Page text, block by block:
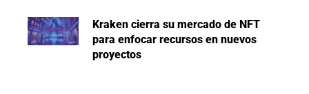
Kraken cierra su mercado de NFT
para enfocar recursos en nuevos
proyectos